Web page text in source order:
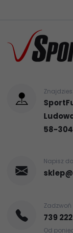
58-304
Napisz
739
Od